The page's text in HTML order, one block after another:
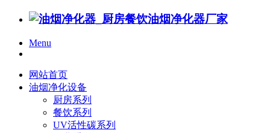
Menu
网站首页
油烟净化设备
厨房系列
餐饮系列
UV活性碳系列